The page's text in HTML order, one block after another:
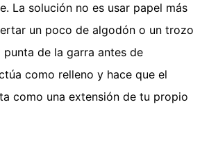
La solución no es usar papel más
un poco de algodón o un trozo
de la garra antes de
como relleno y hace que el
como una extensión de tu propio